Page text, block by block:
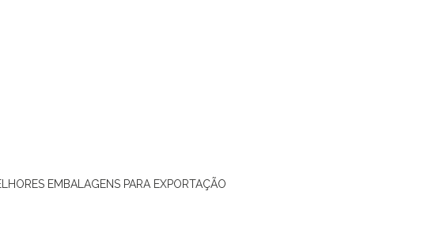
EMBALAGENS PARA EXPORTAÇÃO